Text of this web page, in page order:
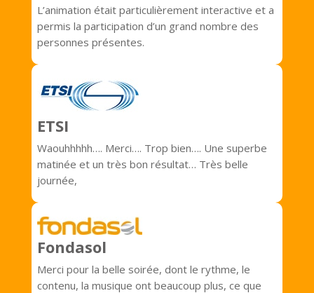
L’animation était particulièrement interactive et a
permis la participation d’un grand nombre des
personnes présentes.
ETSI
Waouhhhhh…. Merci…. Trop bien…. Une superbe
matinée et un très bon résultat… Très belle
journée,
Fondasol
Merci pour la belle soirée, dont le rythme, le
contenu, la musique ont beaucoup plus, ce que